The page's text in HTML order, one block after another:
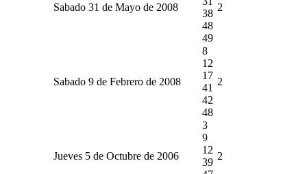
Sabado 31 de Mayo de 2008
38
48
49
2
Sabado 9 de Febrero de 2008
8
12
17
41
42
48
2
Jueves 5 de Octubre de 2006
3
9
12
39
2